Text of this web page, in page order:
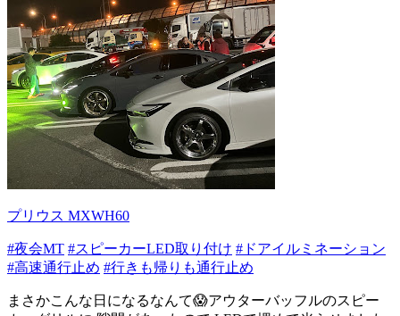
プリウス MXWH60
#夜会MT #スピーカーLED取り付け #ドアイルミネーション
#高速通行止め #行きも帰りも通行止め
まさかこんな日になるなんて😱アウターバッフルのスピー